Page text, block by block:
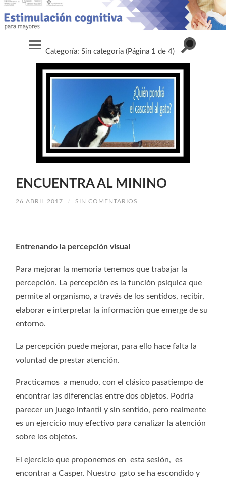
Alternar
menú
móvil
Alternar
el
campo
de
Categoría:Sin categoría (Página 1 de 4)
ENCUENTRA AL MININO
26 ABRIL 2017 / SIN COMENTARIOS
Entrenando la percepción visual
Para mejorar la memoria tenemos que trabajar la
percepción. La percepción es la función psíquica que
permite al organismo, a través de los sentidos, recibir,
elaborar e interpretar la información que emerge de su
entorno.
La percepción puede mejorar, para ello hace falta la
voluntad de prestar atención.
Practicamos a menudo, con el clásico pasatiempo de
encontrar las diferencias entre dos objetos. Podría
parecer un juego infantil y sin sentido, pero realmente
es un ejercicio muy efectivo para canalizar la atención
sobre los objetos.
El ejercicio que proponemos en esta sesión, es
encontrar a Casper. Nuestro gato se ha escondido y